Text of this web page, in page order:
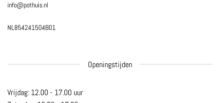
info@pothuis.nl
NL854241504B01
Openingstijden
Vrijdag: 12.00 - 17.00 uur